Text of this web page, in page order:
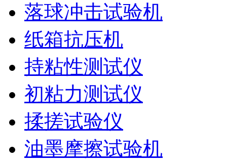
落球冲击试验机
纸箱抗压机
持粘性测试仪
初粘力测试仪
揉搓试验仪
油墨摩擦试验机